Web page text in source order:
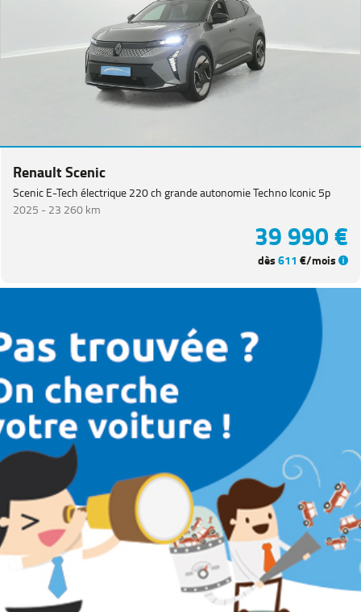
Renault Scenic
Scenic E-Tech électrique 220 ch grande autonomie Techno Iconic 5p
2025 -23 260 km
39 990 €
dès611 €/mois